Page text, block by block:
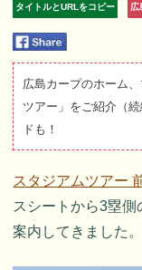
タイトルとURLをコピー 広
広島カープのホーム
ツアー」をご紹介（
ドも！
スタジアムツアー
スシートから3塁
案内してきました。